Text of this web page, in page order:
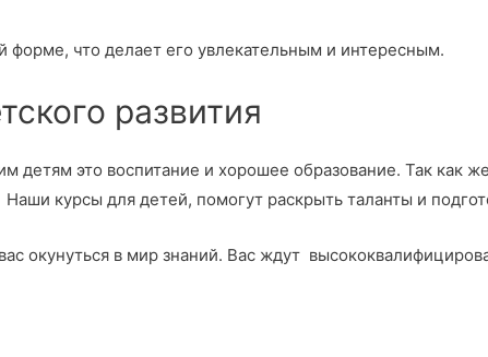
форме, что делает его увлекательным и интересным.
развития
детям это воспитание и хорошее образование. Так как
курсы для детей, помогут раскрыть таланты и
окунуться в мир знаний. Вас ждут